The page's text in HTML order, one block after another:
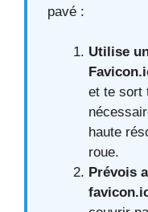
pavé :
Utilise
et te sort
haute
roue.
Prévois